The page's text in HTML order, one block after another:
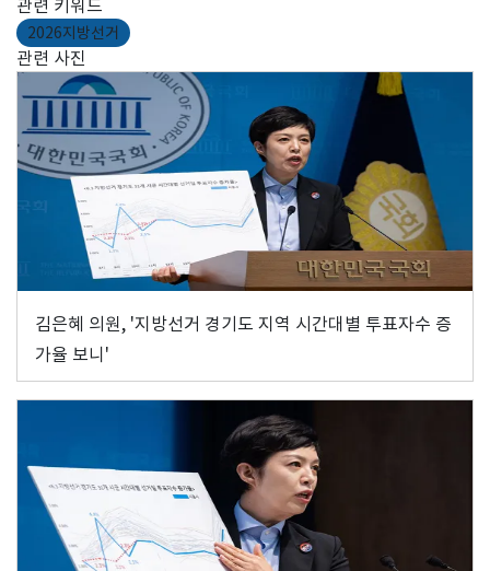
관련 키워드
2026지방선거
관련 사진
김은혜 의원, '지방선거 경기도 지역 시간대별 투표자수 증
가율 보니'